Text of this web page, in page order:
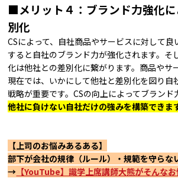
■メリット４：ブランド力強化
別化
CSによって、自社商品やサービスに対して
すると自社のブランド力が強化されます。そ
化は他社との差別化に繋がります。商品やサ
現在では、いかにして他社と差別化を図り自
戦略が重要です。CSの向上によってブランド
他社に負けない自社だけの強みを構築できます
【上司のお悩みあるある】
部下が会社の規律（ルール）・規範を守ら
→ 【YouTube】識学上席講師大熊がそんなお